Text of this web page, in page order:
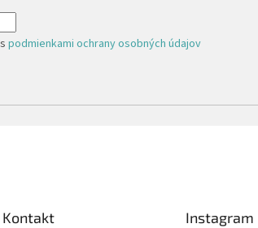
spodmienkami ochrany osobných údajov
Kontakt Instagram